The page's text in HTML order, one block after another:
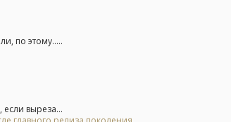
по этому.....
если выреза...